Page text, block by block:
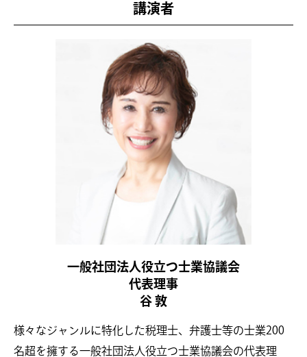
講演者
一般社団法人役立つ士業協議会
代表理事
谷 敦
様々なジャンルに特化した税理士、弁護士等の士業200
名超を擁する一般社団法人役立つ士業協議会の代表理